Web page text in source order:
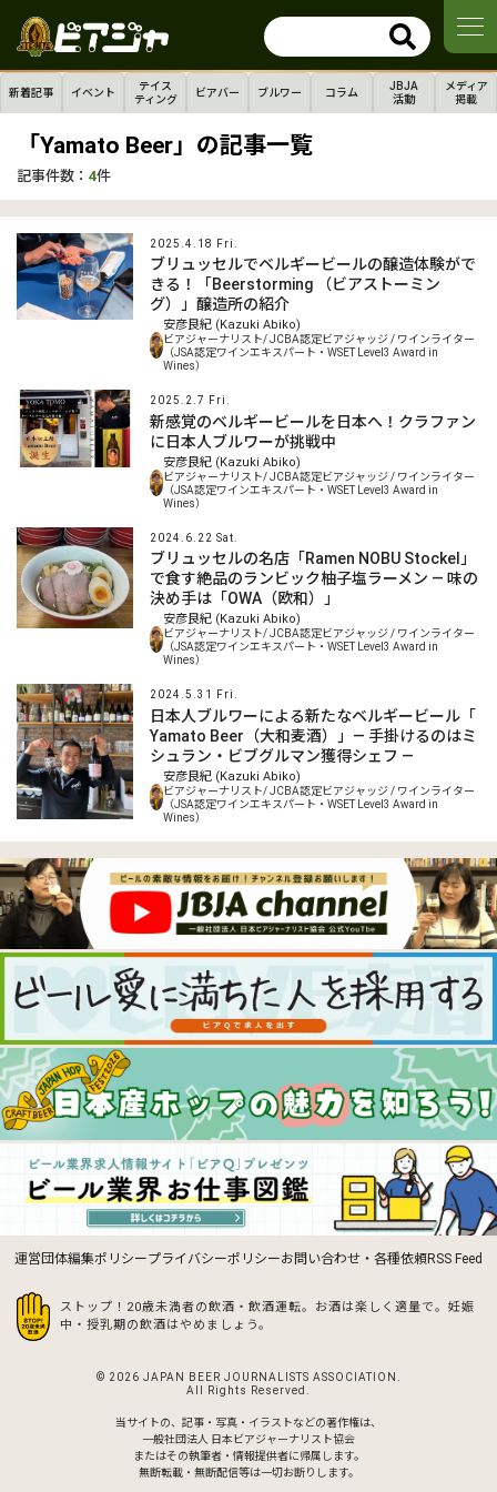
新着記事 イベント
テイス
ティング
ビアバー ブルワー コラム
JBJA
活動
メディア
掲載
「Yamato Beer」の記事一覧
記事件数： 4件
2025.4.18 Fri.
ブリュッセルでベルギービールの醸造体験がで
きる！「Beerstorming （ビアストーミン
グ）」醸造所の紹介
安彦良紀 (Kazuki Abiko)
ビアジャーナリスト/ JCBA認定ビアジャッジ / ワインライター
（JSA認定ワインエキスパート・WSET Level3 Award in
Wines）
2025.2.7 Fri.
新感覚のベルギービールを日本へ！クラファン
に日本人ブルワーが挑戦中
安彦良紀 (Kazuki Abiko)
ビアジャーナリスト/ JCBA認定ビアジャッジ / ワインライター
（JSA認定ワインエキスパート・WSET Level3 Award in
Wines）
2024.6.22 Sat.
ブリュッセルの名店「Ramen NOBU Stockel」
で食す絶品のランビック柚子塩ラーメン — 味の
決め手は「OWA（欧和）」
安彦良紀 (Kazuki Abiko)
ビアジャーナリスト/ JCBA認定ビアジャッジ / ワインライター
（JSA認定ワインエキスパート・WSET Level3 Award in
Wines）
2024.5.31 Fri.
日本人ブルワーによる新たなベルギービール「
Yamato Beer（大和麦酒）」― 手掛けるのはミ
シュラン・ビブグルマン獲得シェフ ―
安彦良紀 (Kazuki Abiko)
ビアジャーナリスト/ JCBA認定ビアジャッジ / ワインライター
（JSA認定ワインエキスパート・WSET Level3 Award in
Wines）
運営団体編集ポリシープライバシーポリシーお問い合わせ・各種依頼RSS Feed
ストップ！20歳未満者の飲酒・飲酒運転。お酒は楽しく適量で。 妊娠
中・授乳期の飲酒はやめましょう。
© 2026 JAPAN BEER JOURNALISTS ASSOCIATION.
All Rights Reserved.
当サイトの、記事・写真・イラストなどの著作権は、
一般社団法人 日本ビアジャーナリスト協会
またはその執筆者・情報提供者に帰属します。
無断転載・無断配信等は一切お断りします。